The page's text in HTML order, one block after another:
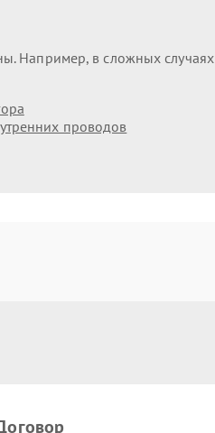
Например, в сложных случаях
проводов